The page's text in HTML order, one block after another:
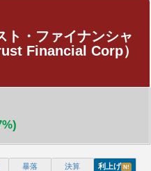
ト・ファイナンシャ
Financial Corp）
暴落 決算 利上げ N!